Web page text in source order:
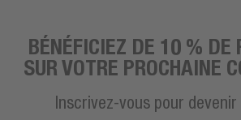
BÉNÉFICIEZ DE 10 % DE
SUR VOTRE PROCHAINE
Inscrivez-vous pour devenir